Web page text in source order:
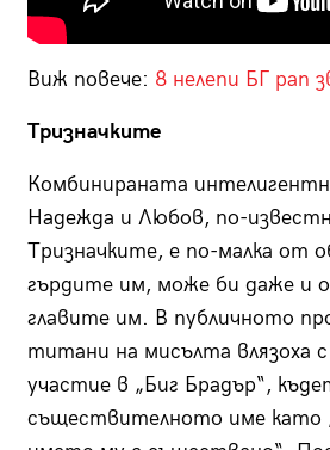
Виж повече: 8 нелепи БГ рап
Тризначките
Комбинираната
Надежда и Любов, по-
Тризначките, е по-малка от
гърдите им, може би даже и
главите им. В публичното
титани на мисълта влязоха
участие в „Биг Брадър“,
съществителното име като